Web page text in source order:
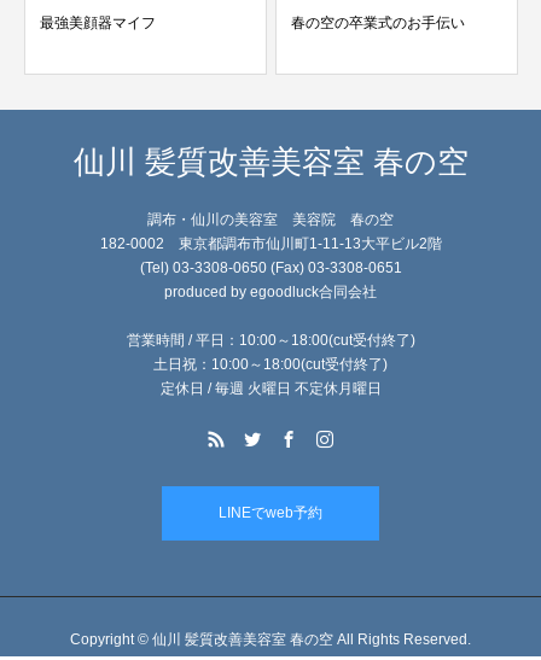
最強美顔器マイフ 春の空の卒業式のお手伝い
仙川 髪質改善美容室 春の空
調布・仙川の美容室 美容院 春の空
182-0002 東京都調布市仙川町1-11-13大平ビル2階
(Tel) 03-3308-0650 (Fax) 03-3308-0651
produced by egoodluck合同会社
営業時間 / 平日：10:00～18:00(cut受付終了)
土日祝：10:00～18:00(cut受付終了)
定休日 / 毎週 火曜日 不定休月曜日
LINEでweb予約
Copyright © 仙川 髪質改善美容室 春の空 All Rights Reserved.